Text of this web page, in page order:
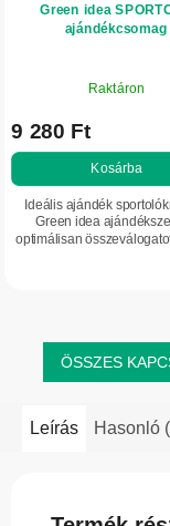
Green idea
ajándékcsomag
Raktáron
9 280 Ft
Kosárba
Ideális ajándék
Green idea
optimálisan
ÖSSZES
Leírás Hasonló